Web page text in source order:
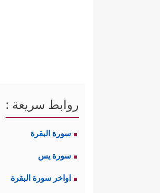
روابط سريعة :
سورة البقرة
سورة يس
اواخر سورة البقرة